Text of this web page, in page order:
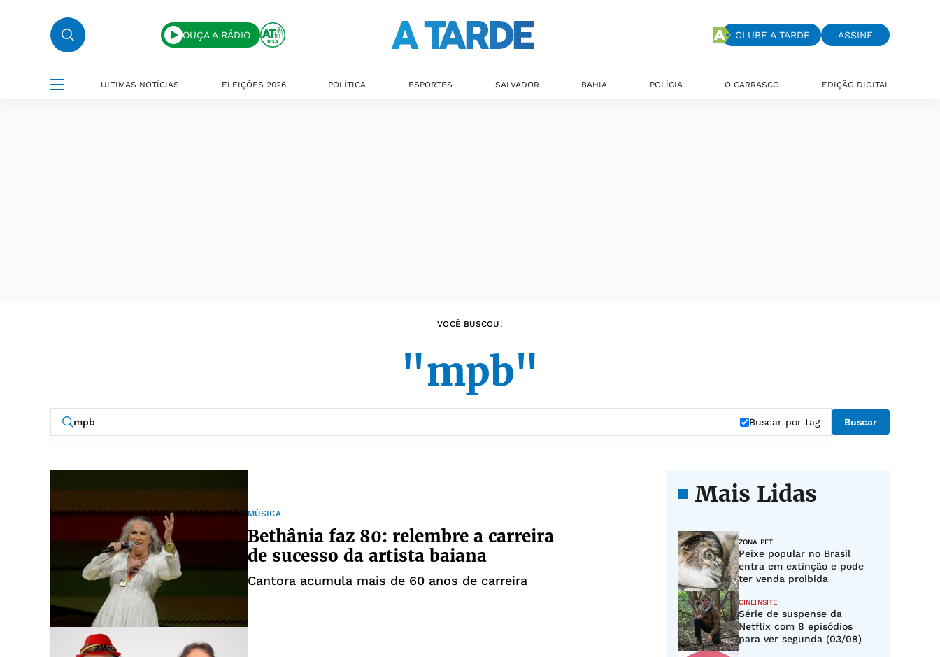
OUÇA A RÁDIO CLUBE A TARDE ASSINE
ÚLTIMAS NOTÍCIAS ELEIÇÕES 2026 POLÍTICA ESPORTES SALVADOR BAHIA POLÍCIA O CARRASCO EDIÇÃO DIGITAL
VOCÊ BUSCOU:
"mpb"
Buscar por tag Buscar
MÚSICA
Bethânia faz 80: relembre a carreira
de sucesso da artista baiana
Cantora acumula mais de 60 anos de carreira
Mais Lidas
ZONA PET
Peixe popular no Brasil
entra em extinção e pode
ter venda proibida
CINEINSITE
Série de suspense da
Netflix com 8 episódios
para ver segunda (03/08)